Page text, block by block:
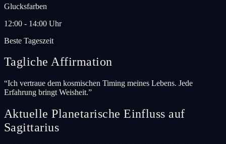
Glucksfarben
12:00 - 14:00 Uhr
Beste Tageszeit
Tagliche Affirmation
“Ich vertraue dem kosmischen Timing meines Lebens. Jede
Erfahrung bringt Weisheit.”
Aktuelle Planetarische Einfluss auf
Sagittarius